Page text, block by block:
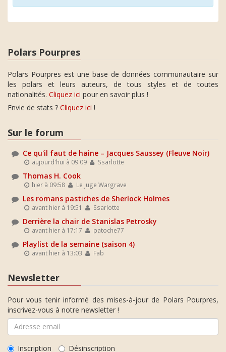
Polars Pourpres
Polars Pourpres est une base de données communautaire sur
les polars et leurs auteurs, de tous styles et de toutes
nationalités. Cliquez ici pour en savoir plus !
Envie de stats ? Cliquez ici !
Sur le forum
Ce qu'il faut de haine – Jacques Saussey (Fleuve Noir)
aujourd'hui à 09:09 Ssarlotte
Thomas H. Cook
hier à 09:58 Le Juge Wargrave
Les romans pastiches de Sherlock Holmes
avant hier à 19:51 Ssarlotte
Derrière la chair de Stanislas Petrosky
avant hier à 17:17 patoche77
Playlist de la semaine (saison 4)
avant hier à 13:03 Fab
Newsletter
Pour vous tenir informé des mises-à-jour de Polars Pourpres,
inscrivez-vous à notre newsletter !
Inscription Désinscription